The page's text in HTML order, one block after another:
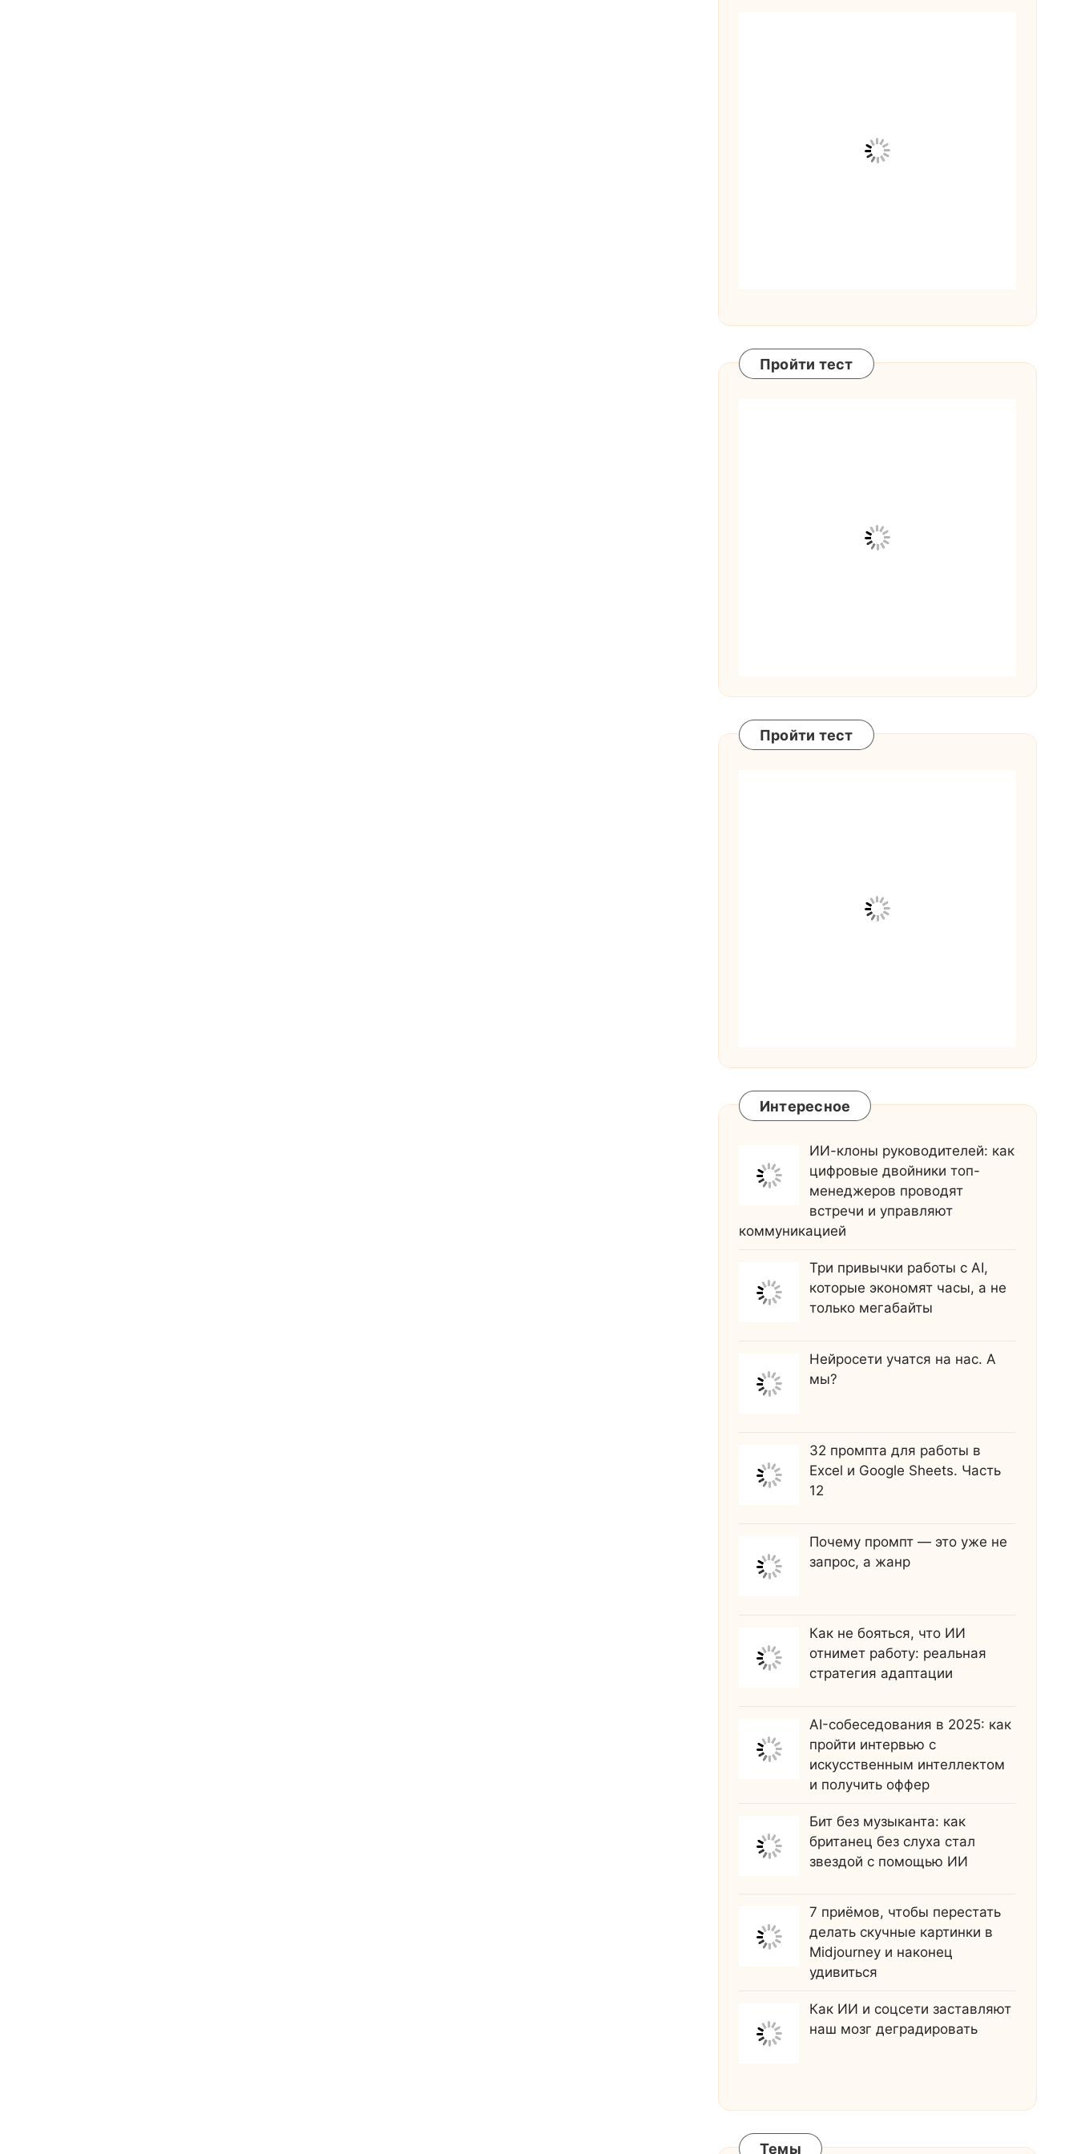
Пройти тест
Пройти тест
Интересное
ИИ-клоны руководителей: как
цифровые двойники топ-
менеджеров проводят
встречи и управляют
коммуникацией
Три привычки работы с AI,
которые экономят часы, а не
только мегабайты
Нейросети учатся на нас. А
мы?
32 промпта для работы в
Excel и Google Sheets. Часть
12
Почему промпт — это уже не
запрос, а жанр
Как не бояться, что ИИ
отнимет работу: реальная
стратегия адаптации
AI-собеседования в 2025: как
пройти интервью с
искусственным интеллектом
и получить оффер
Бит без музыканта: как
британец без слуха стал
звездой с помощью ИИ
7 приёмов, чтобы перестать
делать скучные картинки в
Midjourney и наконец
удивиться
Как ИИ и соцсети заставляют
наш мозг деградировать
Темы